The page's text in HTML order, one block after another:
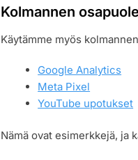
Kolmannen
Käytämme myös
Google Analytics
Meta Pixel
YouTube upotukset
Nämä ovat esimerkkejä, ja